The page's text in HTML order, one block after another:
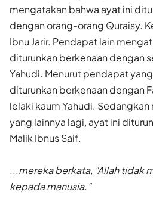
mengatakan bahwa ayat ini
dengan orang-orang Quraisy.
Ibnu Jarir. Pendapat lain
diturunkan berkenaan dengan
Yahudi. Menurut pendapat
diturunkan berkenaan dengan
lelaki kaum Yahudi.
yang lainnya lagi, ayat ini
Malik Ibnus Saif.
...mereka berkata, "Allah tidak
kepada manusia."